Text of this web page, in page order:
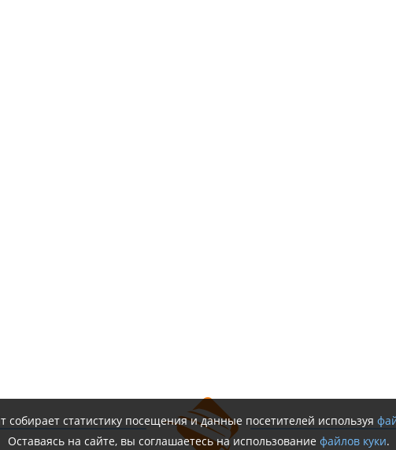
собирает статистику посещения и данные посетителей используя
Оставаясь на сайте, вы соглашаетесь на использование файлов куки.